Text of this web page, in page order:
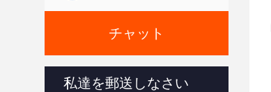
チャット
私達を郵送しなさい